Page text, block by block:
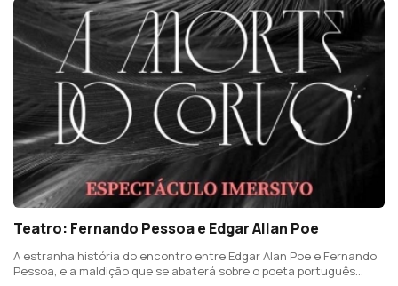
Teatro: Fernando Pessoa e Edgar Allan Poe
A estranha história do encontro entre Edgar Alan Poe e Fernando
Pessoa, e a maldição que se abaterá sobre o poeta português